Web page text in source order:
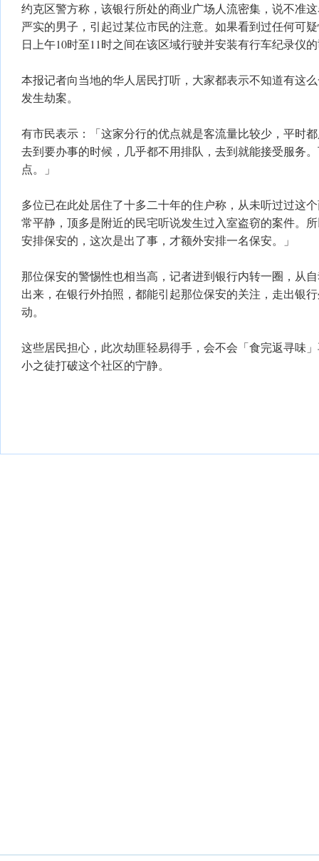
约克区警方称，该银行所处的商业广场人流密集，说不准
严实的男子，引起过某位市民的注意。如果看到过任何可
日上午10时至11时之间在该区域行驶并安装有行车纪录仪
本报记者向当地的华人居民打听，大家都表示不知道有这
发生劫案。
有市民表示：「这家分行的优点就是客流量比较少，平时
去到要办事的时候，几乎都不用排队，去到就能接受服务
点。」
多位已在此处居住了十多二十年的住户称，从未听过过这
常平静，顶多是附近的民宅听说发生过入室盗窃的案件。
安排保安的，这次是出了事，才额外安排一名保安。」
那位保安的警惕性也相当高，记者进到银行内转一圈，从
出来，在银行外拍照，都能引起那位保安的关注，走出银
动。
这些居民担心，此次劫匪轻易得手，会不会「食完返寻味
小之徒打破这个社区的宁静。